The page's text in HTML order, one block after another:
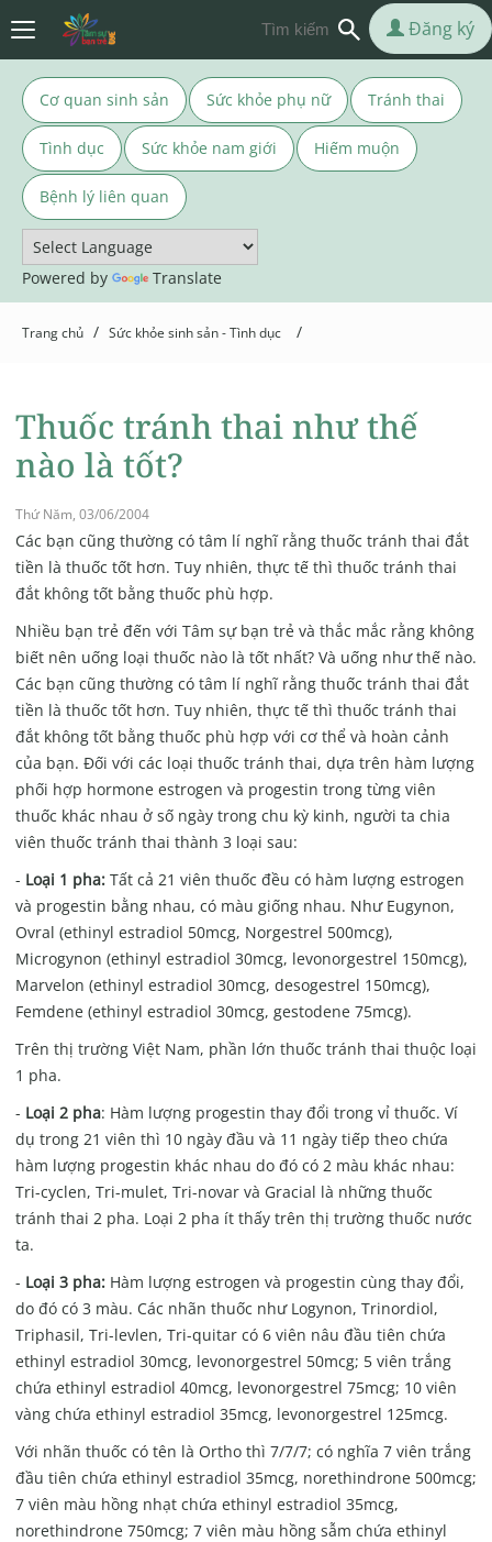
Cơ quan sinh sản Sức khỏe phụ nữ Tránh thai
Tình dục Sức khỏe nam giới Hiếm muộn
Bệnh lý liên quan
Powered by Translate
Đăng ký
Trang chủ / Sức khỏe sinh sản - Tình dục /
Thuốc tránh thai như thế
nào là tốt?
Thứ Năm, 03/06/2004
Các bạn cũng thường có tâm lí nghĩ rằng thuốc tránh thai đắt
tiền là thuốc tốt hơn. Tuy nhiên, thực tế thì thuốc tránh thai
đắt không tốt bằng thuốc phù hợp.
Nhiều bạn trẻ đến với Tâm sự bạn trẻ và thắc mắc rằng không
biết nên uống loại thuốc nào là tốt nhất? Và uống như thế nào.
Các bạn cũng thường có tâm lí nghĩ rằng thuốc tránh thai đắt
tiền là thuốc tốt hơn. Tuy nhiên, thực tế thì thuốc tránh thai
đắt không tốt bằng thuốc phù hợp với cơ thể và hoàn cảnh
của bạn. Đối với các loại thuốc tránh thai, dựa trên hàm lượng
phối hợp hormone estrogen và progestin trong từng viên
thuốc khác nhau ở số ngày trong chu kỳ kinh, người ta chia
viên thuốc tránh thai thành 3 loại sau:
- Loại 1 pha:Tất cả 21 viên thuốc đều có hàm lượng estrogen
và progestin bằng nhau, có màu giống nhau. Như Eugynon,
Ovral (ethinyl estradiol 50mcg, Norgestrel 500mcg),
Microgynon (ethinyl estradiol 30mcg, levonorgestrel 150mcg),
Marvelon (ethinyl estradiol 30mcg, desogestrel 150mcg),
Femdene (ethinyl estradiol 30mcg, gestodene 75mcg).
Trên thị trường Việt Nam, phần lớn thuốc tránh thai thuộc loại
1 pha.
- Loại 2 pha: Hàm lượng progestin thay đổi trong vỉ thuốc. Ví
dụ trong 21 viên thì 10 ngày đầu và 11 ngày tiếp theo chứa
hàm lượng progestin khác nhau do đó có 2 màu khác nhau:
Tri-cyclen, Tri-mulet, Tri-novar và Gracial là những thuốc
tránh thai 2 pha. Loại 2 pha ít thấy trên thị trường thuốc nước
ta.
- Loại 3 pha:Hàm lượng estrogen và progestin cùng thay đổi,
do đó có 3 màu. Các nhãn thuốc như Logynon, Trinordiol,
Triphasil, Tri-levlen, Tri-quitar có 6 viên nâu đầu tiên chứa
ethinyl estradiol 30mcg, levonorgestrel 50mcg; 5 viên trắng
chứa ethinyl estradiol 40mcg, levonorgestrel 75mcg; 10 viên
vàng chứa ethinyl estradiol 35mcg, levonorgestrel 125mcg.
Với nhãn thuốc có tên là Ortho thì 7/7/7; có nghĩa 7 viên trắng
đầu tiên chứa ethinyl estradiol 35mcg, norethindrone 500mcg;
7 viên màu hồng nhạt chứa ethinyl estradiol 35mcg,
norethindrone 750mcg; 7 viên màu hồng sẫm chứa ethinyl